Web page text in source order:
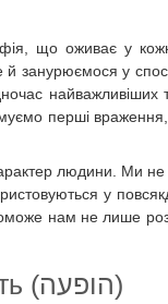
що оживає у
у
перші
людини. Ми
у
нам не лише
Перше враження – зовнішність (הופעה)